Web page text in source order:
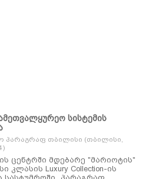
სისტემის
პარაგრაფ თბილისი (თბილისი,
ცენტრში მდებარე "მარიოტის"
კლასის Luxury Collection-ის